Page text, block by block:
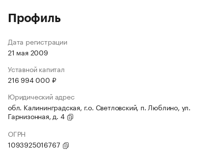
Профиль
Дата регистрации
21 мая 2009
Уставной капитал
216 994 000 ₽
Юридический адрес
обл. Калининградская, г.о. Светловский, п. Люблино, ул.
Гарнизонная, д. 4
ОГРН
1093925016767